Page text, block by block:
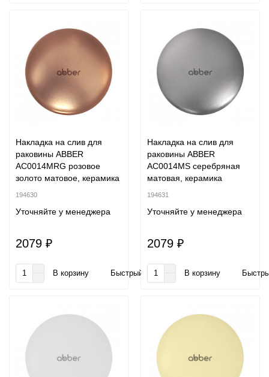
Накладка на слив для
раковины ABBER
AC0014MRG розовое
золото матовое, керамика
194630
Уточняйте у менеджера
2079 ₽
В корзину Быстрый заказ
Накладка на слив для
раковины ABBER
AC0014MS серебряная
матовая, керамика
194631
Уточняйте у менеджера
2079 ₽
В корзину